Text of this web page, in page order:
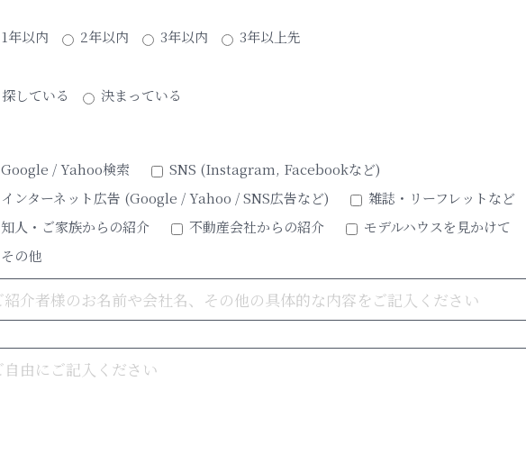
1年以内 2年以内 3年以内 3年以上先
探している 決まっている
Google / Yahoo検索
SNS (Instagram, Facebookなど)
インターネット広告 (Google / Yahoo / SNS広告など)
雑誌・リーフレットなど
知人・ご家族からの紹介
不動産会社からの紹介
モデルハウスを見かけて
その他